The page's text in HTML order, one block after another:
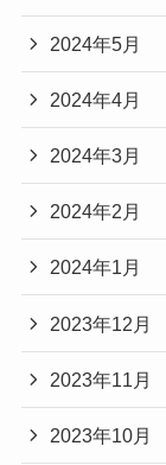
2024年5月
2024年4月
2024年3月
2024年2月
2024年1月
2023年12月
2023年11月
2023年10月